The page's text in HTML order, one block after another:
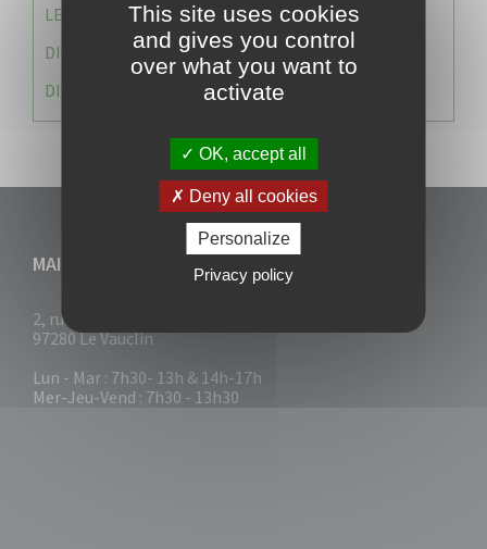
LE CABINET DU MAIRE
DIRECTION DES RESSOURCES ET MOYENS
DIRECTION DU DEVELLOPPEMENT URBAIN DURABL
MAIRIE DU VAUCLIN
2, rue Collignon
97280 Le Vauclin
Lun - Mar : 7h30- 13h & 14h-17h
Mer-Jeu-Vend : 7h30 - 13h30
This site uses cookies
and gives you control
over what you want to
activate
OK, accept all
Deny all cookies
Personalize
Privacy policy